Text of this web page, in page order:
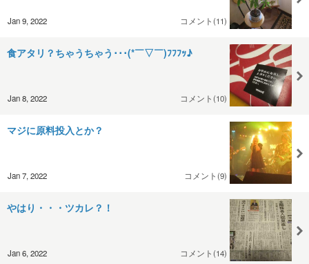
Jan 9, 2022 コメント(11)
食アタリ？ちゃうちゃう･･･(*￣▽￣)ﾌﾌﾌｯ♪
Jan 8, 2022 コメント(10)
マジに原料投入とか？
Jan 7, 2022 コメント(9)
やはり・・・ツカレ？！
Jan 6, 2022 コメント(14)